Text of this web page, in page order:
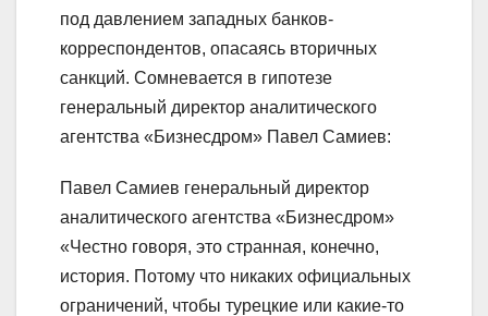
под давлением западных банков-
корреспондентов, опасаясь вторичных
санкций. Сомневается в гипотезе
генеральный директор аналитического
агентства «Бизнесдром» Павел Самиев:
Павел Самиев генеральный директор
аналитического агентства «Бизнесдром»
«Честно говоря, это странная, конечно,
история. Потому что никаких официальных
ограничений, чтобы турецкие или какие-то